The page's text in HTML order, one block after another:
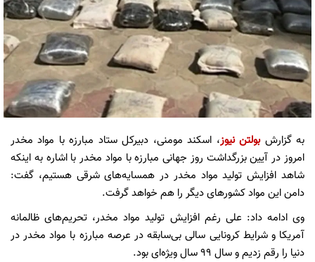
به گزارشبولتن نیوز، اسکند مومنی، دبیرکل ستاد مبارزه با مواد مخدر
امروز در آیین بزرگداشت روز جهانی مبارزه با مواد مخدر با اشاره به اینکه
شاهد افزایش تولید مواد مخدر در همسایه‌های شرقی هستیم، گفت:
دامن این مواد کشور‌های دیگر را هم خواهد گرفت.
وی ادامه داد: علی رغم افزایش تولید مواد مخدر، تحریم‌های ظالمانه
آمریکا و شرایط کرونایی سالی بی‌سابقه در عرصه مبارزه با مواد مخدر در
دنیا را رقم زدیم و سال ۹۹ سال ویژه‌ای بود.